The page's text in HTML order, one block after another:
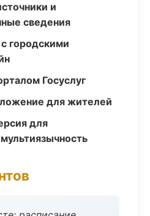
и
сведения
городскими
Госуслуг
для жителей
для